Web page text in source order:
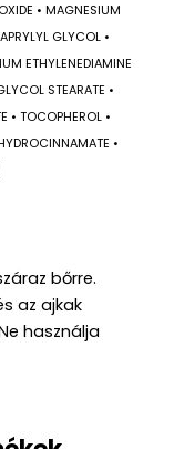
• MAGNESIUM
GLYCOL •
ETHYLENEDIAMINE
STEARATE •
• TOCOPHEROL •
•
bőrre.
az ajkak
használja